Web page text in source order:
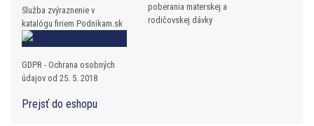
Služba zvýraznenie v
katalógu firiem Podnikam.sk
poberania materskej a
rodičovskej dávky
GDPR - Ochrana osobných
údajov od 25. 5. 2018
Prejsť do eshopu